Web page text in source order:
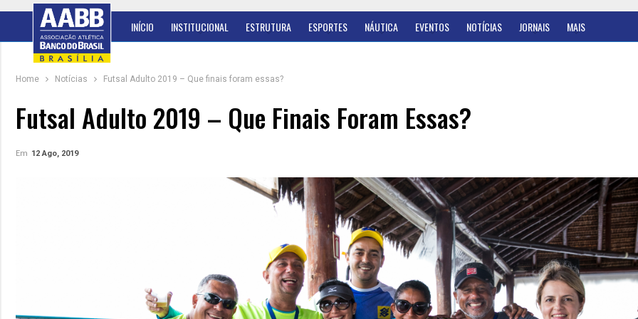
INÍCIO INSTITUCIONAL ESTRUTURA ESPORTES NÁUTICA EVENTOS NOTÍCIAS JORNAIS MAIS
Home Notícias Futsal Adulto 2019 – Que finais foram essas?
Futsal Adulto 2019 – Que Finais Foram Essas?
Em 12 Ago, 2019